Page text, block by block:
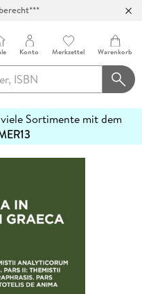
Konto Merkzettel Warenkorb
Sortimente mit dem